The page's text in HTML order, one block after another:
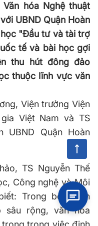
hóa Nghệ thuật
UBND Quận Hoàn
"Đầu tư và tài trợ
tế và bài học gợi
thu hút đông đảo
thuộc lĩnh vực văn
Viện trưởng Viện
Việt Nam và TS
UBND Quận Hoàn
TS Nguyễn Thế
Công nghệ và Môi
Trong bối cảnh
sâu rộng, văn hóa